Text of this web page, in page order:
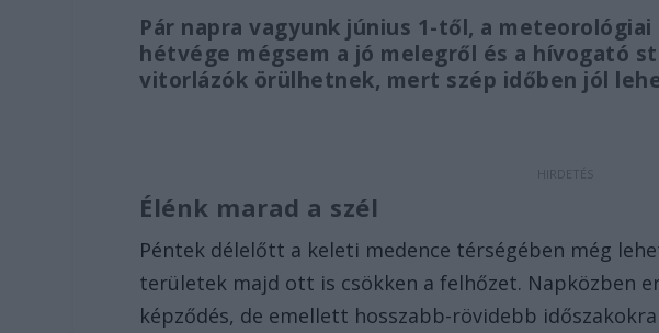
Pár napra vagyunk június 1-től, a
hétvége mégsem a jó melegről és a hívogató
vitorlázók örülhetnek, mert szép időben jól
Élénk marad a szél
Péntek délelőtt a keleti medence térségében még
területek majd ott is csökken a felhőzet. Napközben
képződés, de emellett hosszabb-rövidebb